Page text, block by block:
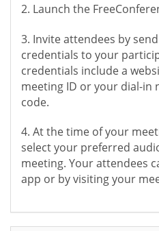
2. Launch the
3. Invite attendees by
credentials to your
credentials include a
meeting ID or your dial-in
code.
4. At the time of your
select your preferred
meeting. Your attendees
app or by visiting your